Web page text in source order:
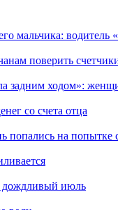
мальчика: водитель
поверить
задним ходом»:
со счета отца
попались на попытке
дождливый июль